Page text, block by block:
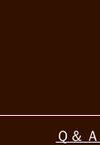
Ｑ＆Ａ